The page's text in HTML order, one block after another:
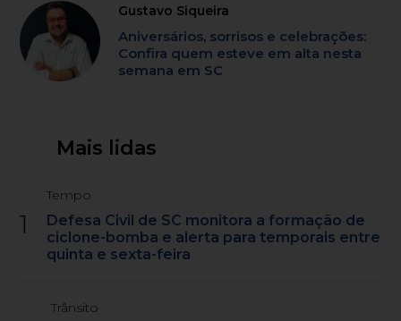
Gustavo Siqueira
Aniversários, sorrisos e celebrações:
Confira quem esteve em alta nesta
semana em SC
Mais lidas
1
Tempo
Defesa Civil de SC monitora a formação de
ciclone-bomba e alerta para temporais entre
quinta e sexta-feira
Trânsito